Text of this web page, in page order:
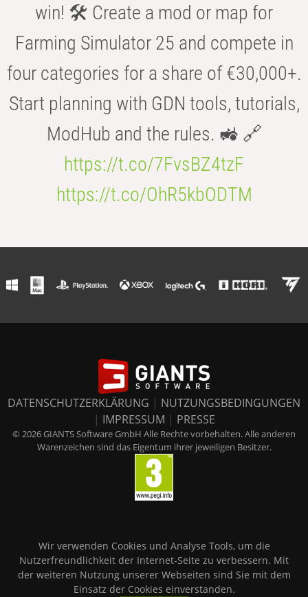
win! 🛠️ Create a mod or map for
Farming Simulator 25 and compete in
four categories for a share of €30,000+.
Start planning with GDN tools, tutorials,
ModHub and the rules. 🚜 🔗
https://t.co/7FvsBZ4tzF
https://t.co/OhR5kbODTM
DATENSCHUTZERKLÄRUNG | NUTZUNGSBEDINGUNGEN
| IMPRESSUM | PRESSE
© 2026 GIANTS Software GmbH Alle Rechte vorbehalten. Alle anderen
Warenzeichen sind das Eigentum ihrer jeweiligen Besitzer.
Wir verwenden Cookies und Analyse Tools, um die
Nutzerfreundlichkeit der Internet-Seite zu verbessern. Mit
der weiteren Nutzung unserer Webseiten sind Sie mit dem
Einsatz der Cookies einverstanden.